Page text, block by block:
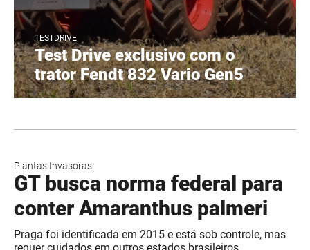
TESTDRIVE
Test Drive exclusivo com o
trator Fendt 832 Vario Gen5
Plantas Invasoras
GT busca norma federal para
conter Amaranthus palmeri
Praga foi identificada em 2015 e está sob controle, mas